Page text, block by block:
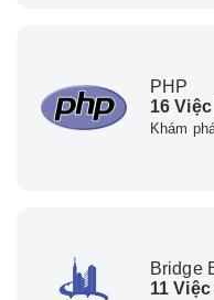
PHP
16
Khám
Bridge
11